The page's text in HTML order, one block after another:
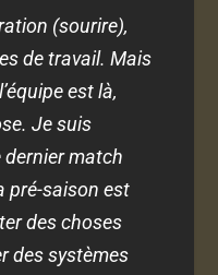
(sourire),
de travail. Mais
est là,
Je suis
match
pré-saison est
des choses
des systèmes